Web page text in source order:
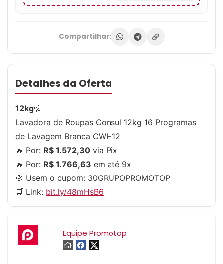
Compartilhar:
Detalhes da Oferta
12kg💦
Lavadora de Roupas Consul 12kg 16 Programas
de Lavagem Branca CWH12
🔥 Por: R$ 1.572,30 via Pix
🔥 Por: R$ 1.766,63 em até 9x
🎯 Usem o cupom: 30GRUPOPROMOTOP
🛒 Link: bit.ly/48mHsB6
Equipe Promotop